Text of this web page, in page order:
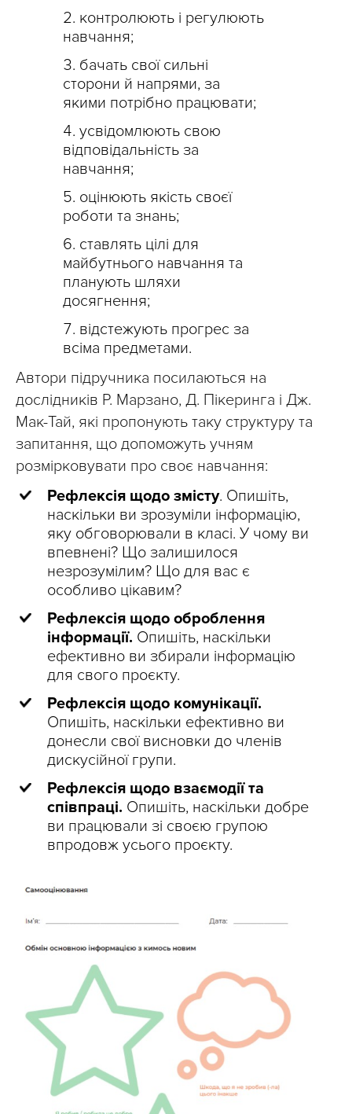
контролюють і регулюють
навчання;
бачать свої сильні
сторони й напрями, за
якими потрібно працювати;
усвідомлюють свою
відповідальність за
навчання;
оцінюють якість своєї
роботи та знань;
ставлять цілі для
майбутнього навчання та
планують шляхи
досягнення;
відстежують прогрес за
всіма предметами.
Автори підручника посилаються на
дослідників Р. Марзано, Д. Пікеринга і Дж.
Мак-Тай, які пропонують таку структуру та
запитання, що допоможуть учням
розмірковувати про своє навчання:
Рефлексія щодо змісту. Опишіть,
наскільки ви зрозуміли інформацію,
яку обговорювали в класі. У чому ви
впевнені? Що залишилося
незрозумілим? Що для вас є
особливо цікавим?
Рефлексія щодо оброблення
інформації. Опишіть, наскільки
ефективно ви збирали інформацію
для свого проєкту.
Рефлексія щодо комунікації.
Опишіть, наскільки ефективно ви
донесли свої висновки до членів
дискусійної групи.
Рефлексія щодо взаємодії та
співпраці. Опишіть, наскільки добре
ви працювали зі своєю групою
впродовж усього проєкту.